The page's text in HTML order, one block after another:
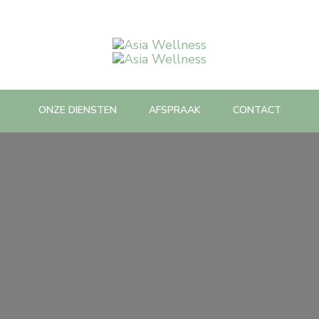
Asia Wellness
Spa Massage & Beauty care
ONZE DIENSTEN AFSPRAAK CONTACT